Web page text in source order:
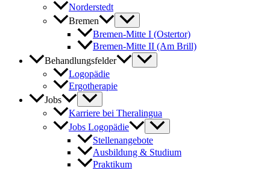
Norderstedt
Bremen
Bremen-Mitte I (Ostertor)
Bremen-Mitte II (Am Brill)
Behandlungsfelder
Logopädie
Ergotherapie
Jobs
Karriere bei Theralingua
Jobs Logopädie
Stellenangebote
Ausbildung & Studium
Praktikum